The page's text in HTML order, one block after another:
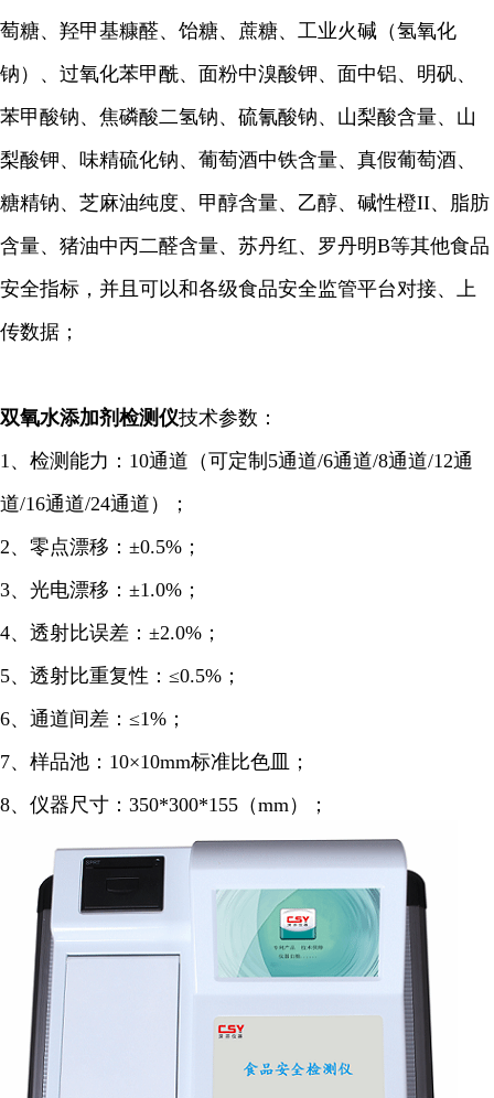
萄糖、羟甲基糠醛、饴糖、蔗糖、工业火碱（氢氧化
钠）、过氧化苯甲酰、面粉中溴酸钾、面中铝、明矾、
苯甲酸钠、焦磷酸二氢钠、硫氰酸钠、山梨酸含量、山
梨酸钾、味精硫化钠、葡萄酒中铁含量、真假葡萄酒、
糖精钠、芝麻油纯度、甲醇含量、乙醇、碱性橙II、脂肪
含量、猪油中丙二醛含量、苏丹红、罗丹明B等其他食品
安全指标，并且可以和各级食品安全监管平台对接、上
传数据；
双氧水添加剂检测仪技术参数：
1、检测能力：10通道（可定制5通道/6通道/8通道/12通
道/16通道/24通道）；
2、零点漂移：±0.5%；
3、光电漂移：±1.0%；
4、透射比误差：±2.0%；
5、透射比重复性：≤0.5%；
6、通道间差：≤1%；
7、样品池：10×10mm标准比色皿；
8、仪器尺寸：350*300*155（mm）；